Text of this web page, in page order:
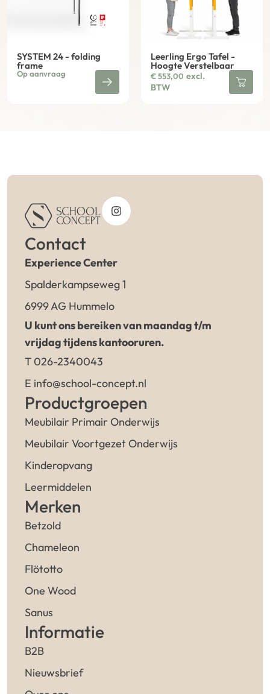
SYSTEM 24 - folding
frame
Op aanvraag
Leerling Ergo Tafel -
Hoogte Verstelbaar
€553,00 excl.
BTW
Contact
Experience Center
Spalderkampseweg 1
6999 AG Hummelo
U kunt ons bereiken van maandag t/m
vrijdag tijdens kantooruren.
T 026-2340043
E info@school-concept.nl
Productgroepen
Meubilair Primair Onderwijs
Meubilair Voortgezet Onderwijs
Kinderopvang
Leermiddelen
Merken
Betzold
Chameleon
Flötotto
One Wood
Sanus
Informatie
B2B
Nieuwsbrief